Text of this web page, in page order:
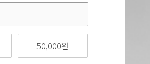
50,000원